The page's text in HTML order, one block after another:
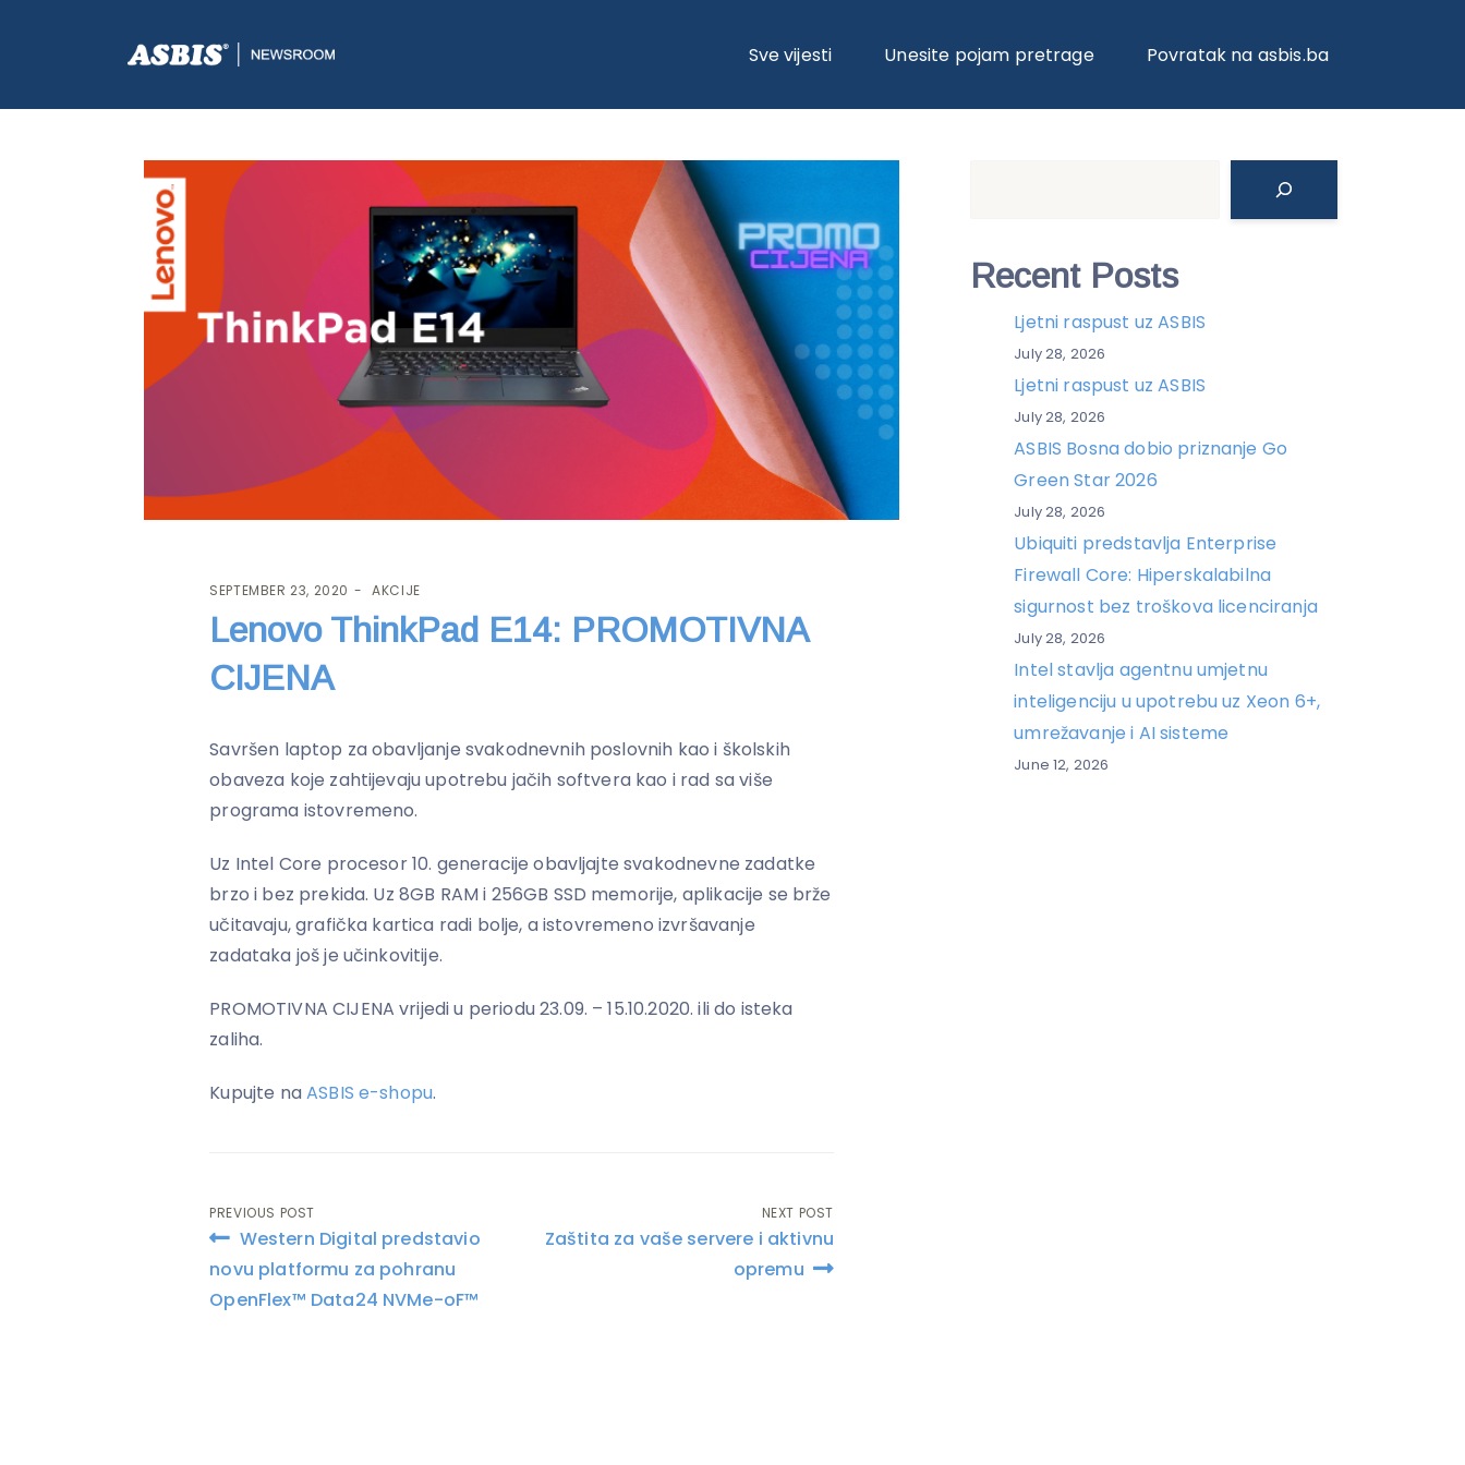
Sve vijesti Unesite pojam pretrage Povratak na asbis.ba
ASBIS.BA>AKCIJE> LENOVO THINKPAD E14: PROMOTIVNA CIJENA
SEPTEMBER 23, 2020 AKCIJE
Lenovo ThinkPad E14: PROMOTIVNA
CIJENA
Savršen laptop za obavljanje svakodnevnih poslovnih kao i školskih
obaveza koje zahtijevaju upotrebu jačih softvera kao i rad sa više
programa istovremeno.
Uz Intel Core procesor 10. generacije obavljajte svakodnevne zadatke
brzo i bez prekida. Uz 8GB RAM i 256GB SSD memorije, aplikacije se brže
učitavaju, grafička kartica radi bolje, a istovremeno izvršavanje
zadataka još je učinkovitije.
PROMOTIVNA CIJENA vrijedi u periodu 23.09. – 15.10.2020. ili do isteka
zaliha.
Kupujte naASBIS e-shopu.
Post
navigation
PREVIOUS POST
Western Digital predstavio
novu platformu za pohranu
OpenFlex™ Data24 NVMe-oF™
NEXT POST
Zaštita za vaše servere i aktivnu
opremu
Recent Posts
Ljetni raspust uz ASBIS
July 28, 2026
Ljetni raspust uz ASBIS
July 28, 2026
ASBIS Bosna dobio priznanje Go
Green Star 2026
July 28, 2026
Ubiquiti predstavlja Enterprise
Firewall Core: Hiperskalabilna
sigurnost bez troškova licenciranja
July 28, 2026
Intel stavlja agentnu umjetnu
inteligenciju u upotrebu uz Xeon 6+,
umrežavanje i AI sisteme
June 12, 2026